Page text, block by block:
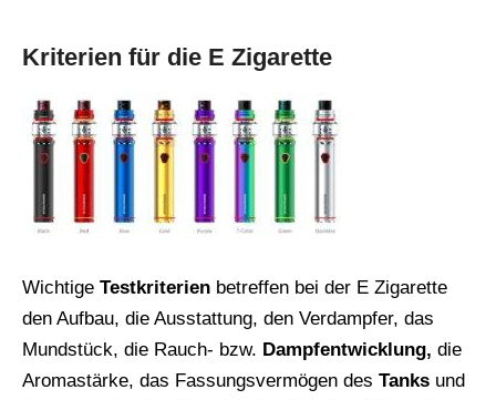
Kriterien für die E Zigarette
Wichtige Testkriterien betreffen bei der E Zigarette
den Aufbau, die Ausstattung, den Verdampfer, das
Mundstück, die Rauch- bzw. Dampfentwicklung, die
Aromastärke, das Fassungsvermögen des Tanks und